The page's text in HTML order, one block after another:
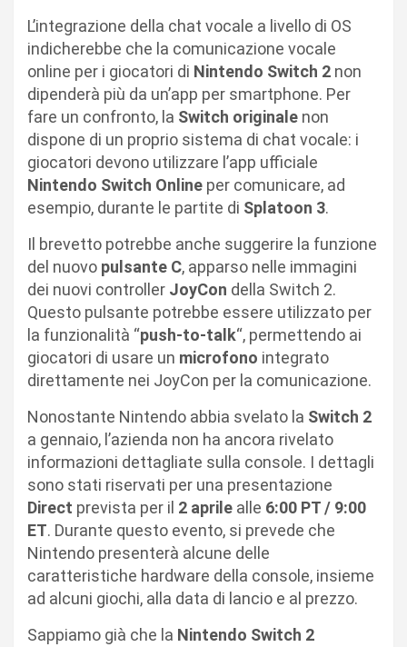
L’integrazione della chat vocale a livello di OS
indicherebbe che la comunicazione vocale
online per i giocatori di Nintendo Switch 2 non
dipenderà più da un’app per smartphone. Per
fare un confronto, la Switch originale non
dispone di un proprio sistema di chat vocale: i
giocatori devono utilizzare l’app ufficiale
Nintendo Switch Online per comunicare, ad
esempio, durante le partite di Splatoon 3.
Il brevetto potrebbe anche suggerire la funzione
del nuovo pulsante C, apparso nelle immagini
dei nuovi controller JoyCon della Switch 2.
Questo pulsante potrebbe essere utilizzato per
la funzionalità “push-to-talk“, permettendo ai
giocatori di usare un microfono integrato
direttamente nei JoyCon per la comunicazione.
Nonostante Nintendo abbia svelato la Switch 2
a gennaio, l’azienda non ha ancora rivelato
informazioni dettagliate sulla console. I dettagli
sono stati riservati per una presentazione
Direct prevista per il 2 aprile alle 6:00 PT / 9:00
ET. Durante questo evento, si prevede che
Nintendo presenterà alcune delle
caratteristiche hardware della console, insieme
ad alcuni giochi, alla data di lancio e al prezzo.
Sappiamo già che la Nintendo Switch 2